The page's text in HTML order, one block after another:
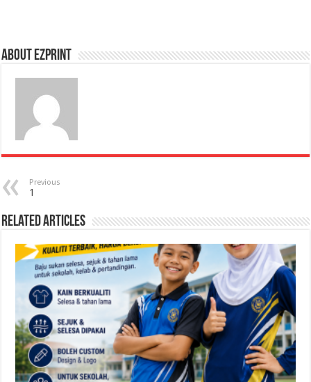
About Ezprint
Previous
1
Related Articles